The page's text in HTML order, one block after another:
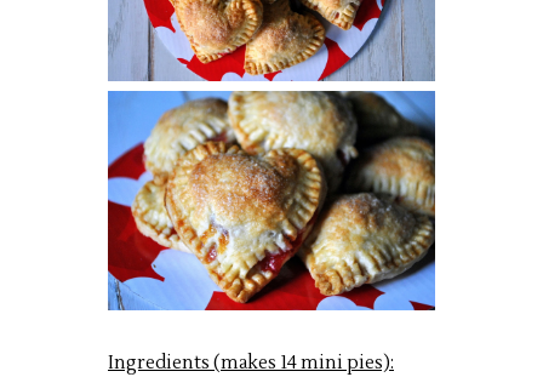
Ingredients (makes 14 mini pies):